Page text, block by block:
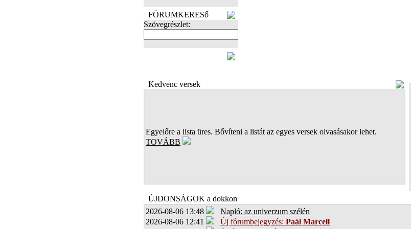
FÓRUMKERESő
Szövegrészlet:
Kedvenc versek
Egyelőre a lista üres. Bővíteni a listát az egyes versek olvasásakor lehet.
TOVÁBB
ÚJDONSÁGOK a dokkon
2026-08-06 13:48
Napló: az univerzum szélén
2026-08-06 12:41
Új fórumbejegyzés: Paál Marcell